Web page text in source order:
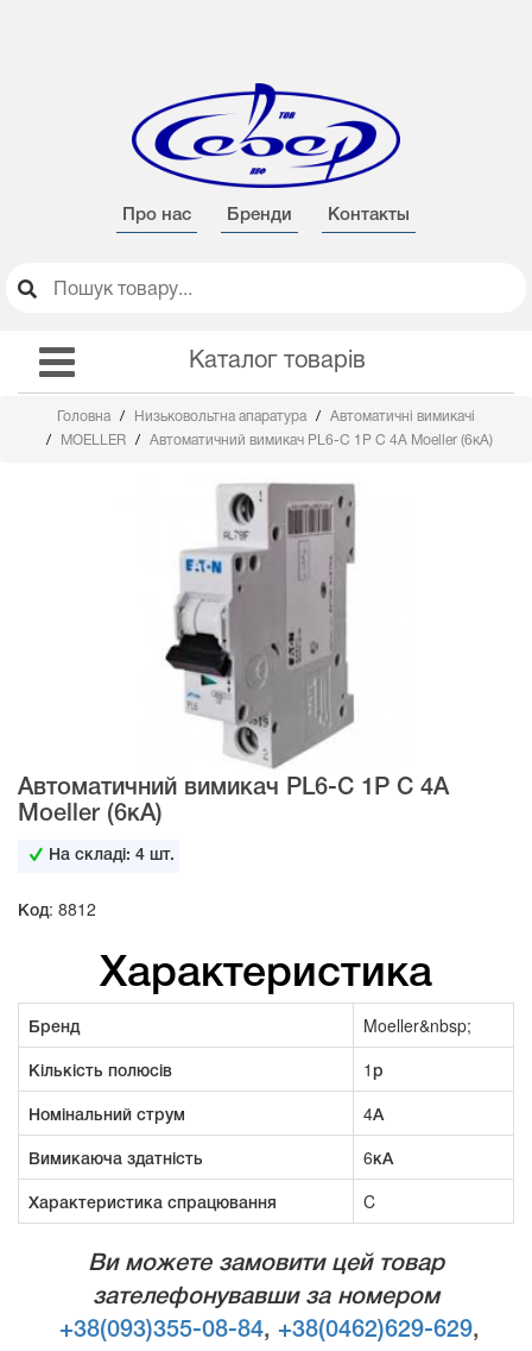
Про нас Бренди Контакты
Каталог товарів
Головна Низьковольтна апаратура
Автоматичні вимикачі
MOELLER
Автоматичний вимикач PL6-C 1Р C 4А Moeller (6кА)
Автоматичний вимикач PL6-C 1Р C 4А
Moeller (6кА)
На складі:4 шт.
Код: 8812
Характеристика
Бренд
Moeller&nbsp;
Кількість полюсів
1р
Номінальний струм
4А
Вимикаюча здатність
6кА
Характеристика спрацювання
C
Ви можете замовити цей товар
зателефонувавши за номером
+38(093)355-08-84, +38(0462)629-629,